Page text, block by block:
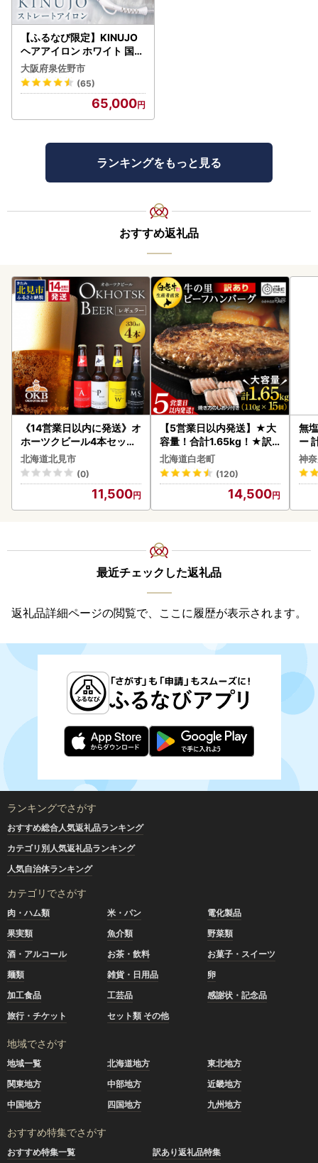
【ふるなび限定】KINUJO
ヘアアイロン ホワイト 国内
製造 FN-Limited-PR
大阪府泉佐野市
(65)
65,000
ランキングをもっと見る
おすすめ返礼品
《14営業日以内に発送》オ
ホーツクビール4本セット
( 飲料 飲み物 お酒 ビール
クラフトビール 瓶ビール
贈答 ギフト 贈り物 お中元
御中元 お歳暮 御歳暮 お祝
い プレゼント モルトビー
北海道北見市
(0)
11,500
【5営業日以内発送】★大
容量！合計1.65kg！★訳
あり・牛の里ビーフハンバ
ーグ(110ｇ5枚入）×3 AG
058
北海道白老町
(120)
14,500
無
ー
】
神
最近チェックした返礼品
返礼品詳細ページの閲覧で、ここに履歴が表示されます。
ランキングでさがす
おすすめ総合人気返礼品ランキング
カテゴリ別人気返礼品ランキング
人気自治体ランキング
カテゴリでさがす
肉・ハム類 米・パン
電化製品
果実類
魚介類
野菜類
酒・アルコール
お茶・飲料
お菓子・スイーツ
麺類
雑貨・日用品
卵
加工食品
工芸品
感謝状・記念品
旅行・チケット
セット類 その他
地域でさがす
地域一覧 北海道地方
東北地方
関東地方
中部地方
近畿地方
中国地方
四国地方 九州地方
おすすめ特集でさがす
おすすめ特集一覧
訳あり返礼品特集